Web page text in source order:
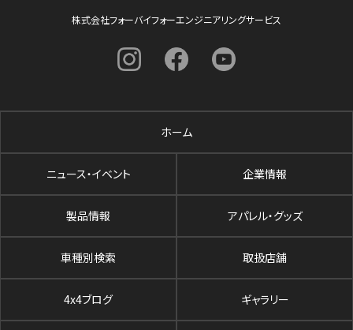
株式会社フォーバイフォーエンジニアリングサービス
ホーム
ニュース・イベント 企業情報
製品情報 アパレル・グッズ
車種別検索 取扱店舗
4x4ブログ ギャラリー